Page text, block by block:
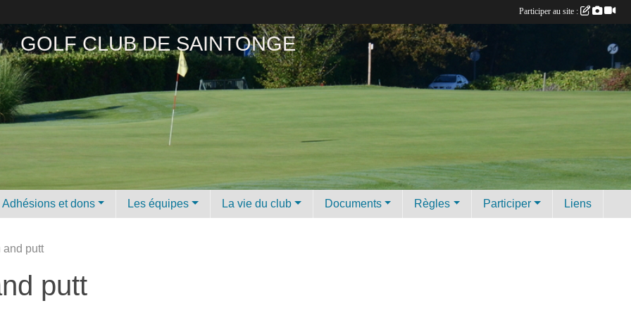
GOLF CLUB DE SAINTONGE
Adhésions et dons Les équipes La vie du club Documents Règles Participer Liens
and putt
putt
Participer au site :